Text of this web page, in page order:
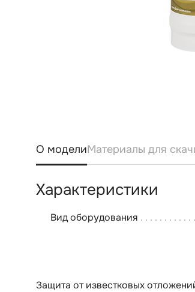
О моделиМатериалы для
Характеристики
Вид оборудования
Защита от известковых